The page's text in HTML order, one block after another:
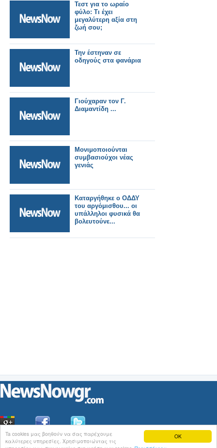
OK
Ta cookies μας βοηθούν να σας παρέχουμε
καλύτερες υπηρεσίες. Χρησιμοποιώντας τις
Τεστ για το ωραίο
φύλο: Τι έχει
μεγαλύτερη αξία στη
ζωή σου;
Την έστηναν σε
οδηγούς στα φανάρια
Γιούχαραν τον Γ.
Διαμαντίδη ...
Μονιμοποιούνται
συμβασιούχοι νέας
γενιάς
Καταργήθηκε ο ΟΔΔΥ
του αργόμισθου... οι
υπάλληλοι φυσικά θα
βολευτούνε...
ΟιΕιδήσεις του NewsNowgr.com στοiNews